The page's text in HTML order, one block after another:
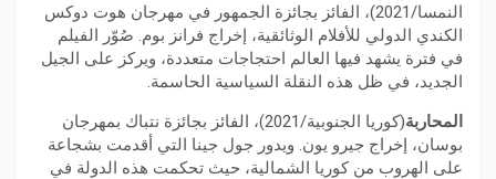
النمسا/2021)، الفائز بجائزة الجمهور في مهرجان هوت دوكس
الكندي الدولي للأفلام الوثائقية، إخراج فرانز بوم. صُوّر الفيلم
في فترة يشهد فيها العالم احتجاجات متعددة، ويركز على الجيل
الجديد، في ظل هذه النقلة السياسية الحاسمة.
المحاربة
(كوريا الجنوبية/2021)، الفائز بجائزة نتباك بمهرجان
بوسان، إخراج جيرو يون. ويدور جول جينا التي أقدمت بشجاعة
على الهروب من كوريا الشمالية، حيث تحكمت هذه الدولة في